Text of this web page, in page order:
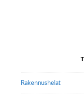
Rakennushelat